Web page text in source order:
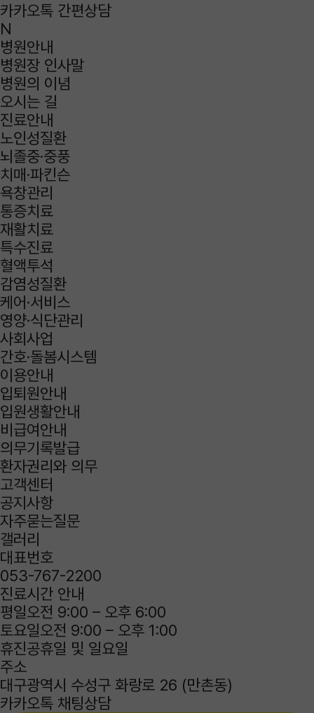
카카오톡 간편상담
N
병원안내
병원장 인사말
병원의 이념
오시는 길
진료안내
노인성질환
뇌졸중·중풍
치매·파킨슨
욕창관리
통증치료
재활치료
특수진료
혈액투석
감염성질환
케어·서비스
영양·식단관리
사회사업
간호·돌봄시스템
이용안내
입퇴원안내
입원생활안내
비급여안내
의무기록발급
환자권리와 의무
고객센터
공지사항
자주묻는질문
갤러리
대표번호
053-767-2200
진료시간 안내
평일오전 9:00 – 오후 6:00
토요일오전 9:00 – 오후 1:00
휴진공휴일 및 일요일
주소
대구광역시 수성구 화랑로 26 (만촌동)
카카오톡 채팅상담